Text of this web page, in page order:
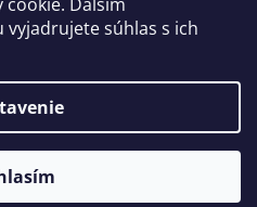
súhlas s ich
Ochrana osobných údajov
Shoptet
. Všetky práva vyhradené.